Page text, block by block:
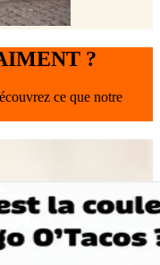
?
ce que notre